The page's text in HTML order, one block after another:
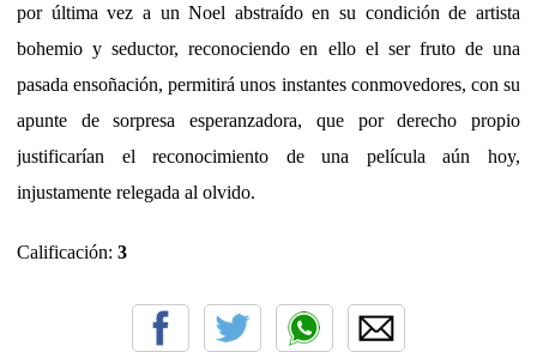
por última vez a un Noel abstraído en su condición de artista
bohemio y seductor, reconociendo en ello el ser fruto de una
pasada ensoñación, permitirá unos instantes conmovedores, con su
apunte de sorpresa esperanzadora, que por derecho propio
justificarían el reconocimiento de una película aún hoy,
injustamente relegada al olvido.
Calificación: 3